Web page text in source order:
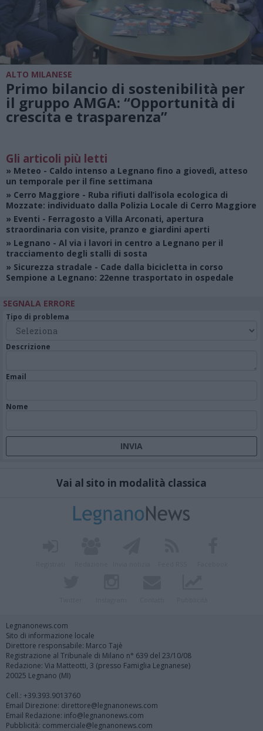
ALTO MILANESE
Primo bilancio di sostenibilità per
il gruppo AMGA: “Opportunità di
crescita e trasparenza”
Gli articoli più letti
» Meteo - Caldo intenso a Legnano fino a giovedì, atteso
un temporale per il fine settimana
» Cerro Maggiore - Ruba rifiuti dall’isola ecologica di
Mozzate: individuato dalla Polizia Locale di Cerro Maggiore
» Eventi - Ferragosto a Villa Arconati, apertura
straordinaria con visite, pranzo e giardini aperti
» Legnano - Al via i lavori in centro a Legnano per il
tracciamento degli stalli di sosta
» Sicurezza stradale - Cade dalla bicicletta in corso
Sempione a Legnano: 22enne trasportato in ospedale
SEGNALA ERRORE
Tipo di problema
Descrizione
Email
Nome
Vai al sito in modalità classica
Legnanonews.com
Sito di informazione locale
Direttore responsabile: Marco Tajè
Registrazione al Tribunale di Milano n° 639 del 23/10/08
Redazione: Via Matteotti, 3 (presso Famiglia Legnanese)
20025 Legnano (MI)
Cell.: +39.393.9013760
Email Direzione: direttore@legnanonews.com
Email Redazione: info@legnanonews.com
Pubblicità: commerciale@legnanonews.com